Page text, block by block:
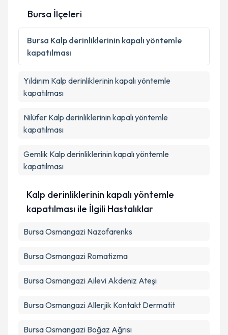
Kişisel verilerimin işlenmesine ilişkinAydınlatma
Metni
'ni okudum ve kişisel verilerimin belirtilen
kapsamda işlenmesini kabul ediyorum.
Takvim Talebini Gönder
Bursa İlçeleri
Bursa Kalp derinliklerinin kapalı yöntemle
kapatılması
Yıldırım Kalp derinliklerinin kapalı yöntemle
kapatılması
Nilüfer Kalp derinliklerinin kapalı yöntemle
kapatılması
Gemlik Kalp derinliklerinin kapalı yöntemle
kapatılması
Kalp derinliklerinin kapalı yöntemle
kapatılması ile İlgili Hastalıklar
Bursa Osmangazi Nazofarenks
Bursa Osmangazi Romatizma
Bursa Osmangazi Ailevi Akdeniz Ateşi
Bursa Osmangazi Allerjik Kontakt Dermatit
Bursa Osmangazi Boğaz Ağrısı